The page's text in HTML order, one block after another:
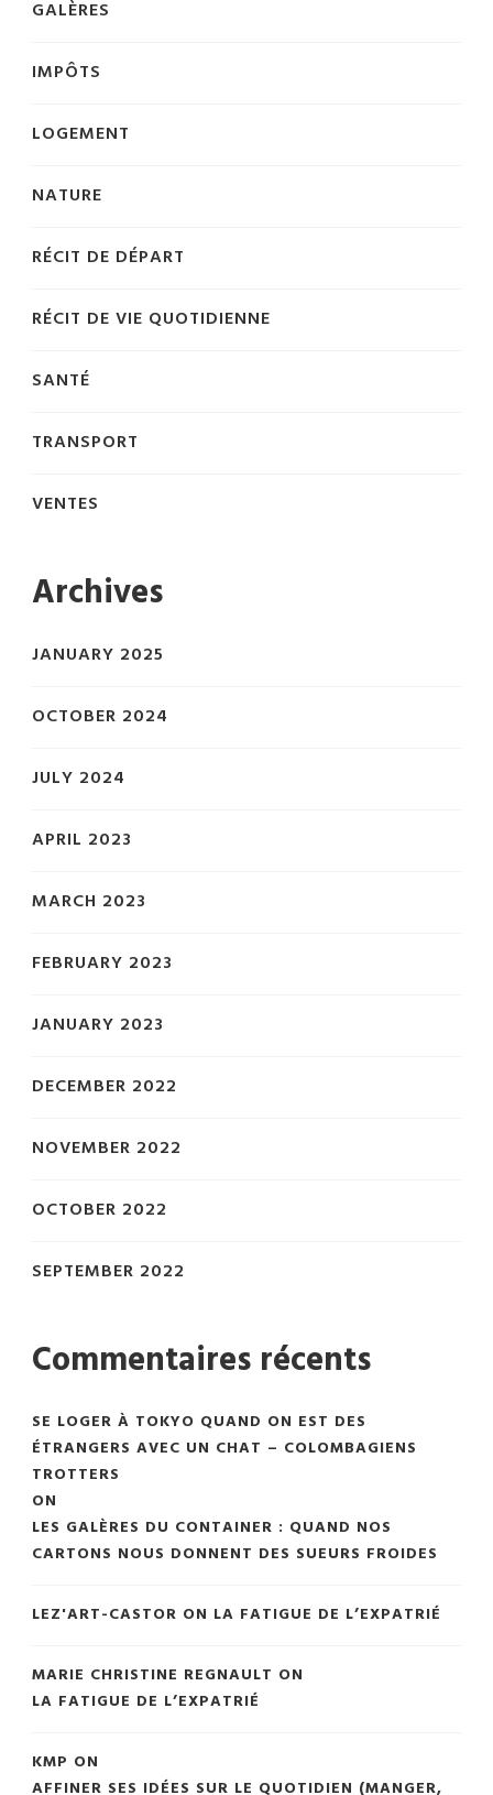
GALÈRES
IMPÔTS
LOGEMENT
NATURE
RÉCIT DE DÉPART
RÉCIT DE VIE QUOTIDIENNE
SANTÉ
TRANSPORT
VENTES
Archives
JANUARY 2025
OCTOBER 2024
JULY 2024
APRIL 2023
MARCH 2023
FEBRUARY 2023
JANUARY 2023
DECEMBER 2022
NOVEMBER 2022
OCTOBER 2022
SEPTEMBER 2022
Commentaires récents
SE LOGER À TOKYO QUAND ON EST DES
ÉTRANGERS AVEC UN CHAT – COLOMBAGIENS
TROTTERS
ON
LES GALÈRES DU CONTAINER : QUAND NOS
CARTONS NOUS DONNENT DES SUEURS FROIDES
LEZ'ART-CASTOR ON LA FATIGUE DE L’EXPATRIÉ
MARIE CHRISTINE REGNAULT ON
LA FATIGUE DE L’EXPATRIÉ
KMP ON
AFFINER SES IDÉES SUR LE QUOTIDIEN (MANGER,